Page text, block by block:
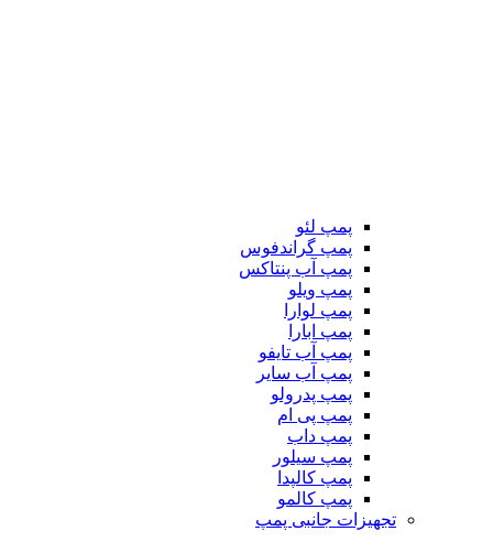
پمپ لئو
پمپ گراندفوس
پمپ آب پنتاکس
پمپ ویلو
پمپ لوارا
پمپ ابارا
پمپ آب تایفو
پمپ آب سایر
پمپ پدرولو
پمپ پی ام
پمپ داب
پمپ سیلور
پمپ کالپدا
پمپ کالمو
تجهیزات جانبی پمپ